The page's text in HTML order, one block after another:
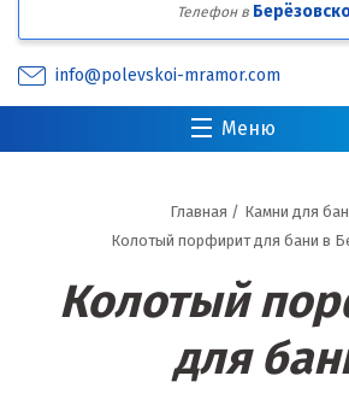
Телефон в
info@polevskoi-mramor.com
Меню
Главная / Камни для
Колотый порфирит для бани в
Колотый
для